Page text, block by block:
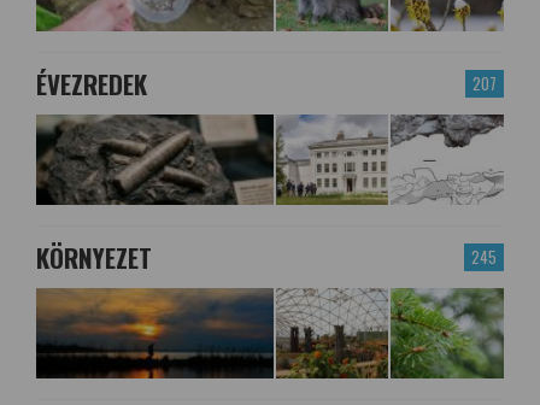
207
ÉVEZREDEK
245
KÖRNYEZET